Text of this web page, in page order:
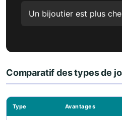
Un bijoutier est plus
Comparatif des types de
Type Avantages